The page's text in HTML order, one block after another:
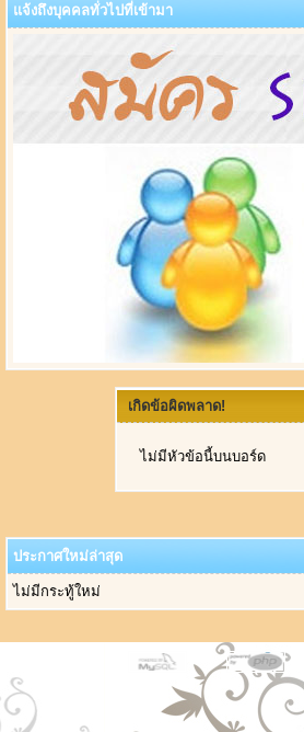
แจ้งถึงบุคคลทั่วไปที่เข้ามา
เกิดข้อผิดพลาด!
ไม่มีหัวข้อนี้บนบอร์ด
ประกาศใหม่ล่าสุด
ไม่มีกระทู้ใหม่